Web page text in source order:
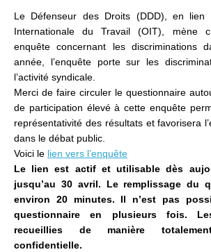
Le Défenseur des Droits (DDD), en lien
Internationale du Travail (OIT), mène
enquête concernant les discriminations
année, l’enquête porte sur les
l’activité syndicale.
Merci de faire circuler le questionnaire
de participation élevé à cette enquête
représentativité des résultats et favorisera
dans le débat public.
Voici le lien vers l’enquête
Le lien est actif et utilisable dès
jusqu’au 30 avril. Le remplissage du
environ 20 minutes. Il n’est pas
questionnaire en plusieurs fois.
recueillies de manière
confidentielle.